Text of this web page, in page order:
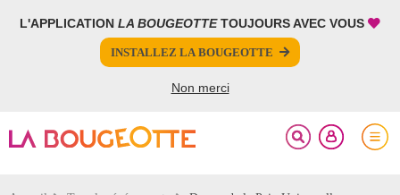
L'APPLICATION LA BOUGEOTTETOUJOURS AVEC VOUS
INSTALLEZ LA BOUGEOTTE
Non merci
FERMER
PARTAGER
FERMER
Votre inscription à la newsletter a été effectuée.